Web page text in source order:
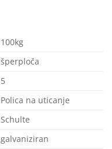
100kg
šperploča
5
Polica na uticanje
Schulte
galvaniziran